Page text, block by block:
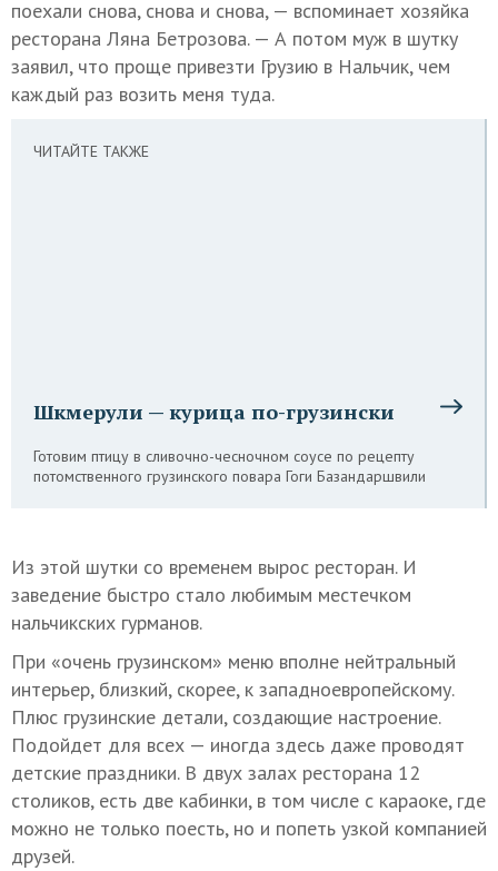
поехали снова, снова и снова, — вспоминает хозяйка
ресторана Ляна Бетрозова. — А потом муж в шутку
заявил, что проще привезти Грузию в Нальчик, чем
каждый раз возить меня туда.
ЧИТАЙТЕ ТАКЖЕ
Шкмерули — курица по-грузински
Готовим птицу в сливочно-чесночном соусе по рецепту
потомственного грузинского повара Гоги Базандаршвили
Из этой шутки со временем вырос ресторан. И
заведение быстро стало любимым местечком
нальчикских гурманов.
При «очень грузинском» меню вполне нейтральный
интерьер, близкий, скорее, к западноевропейскому.
Плюс грузинские детали, создающие настроение.
Подойдет для всех — иногда здесь даже проводят
детские праздники. В двух залах ресторана 12
столиков, есть две кабинки, в том числе с караоке, где
можно не только поесть, но и попеть узкой компанией
друзей.